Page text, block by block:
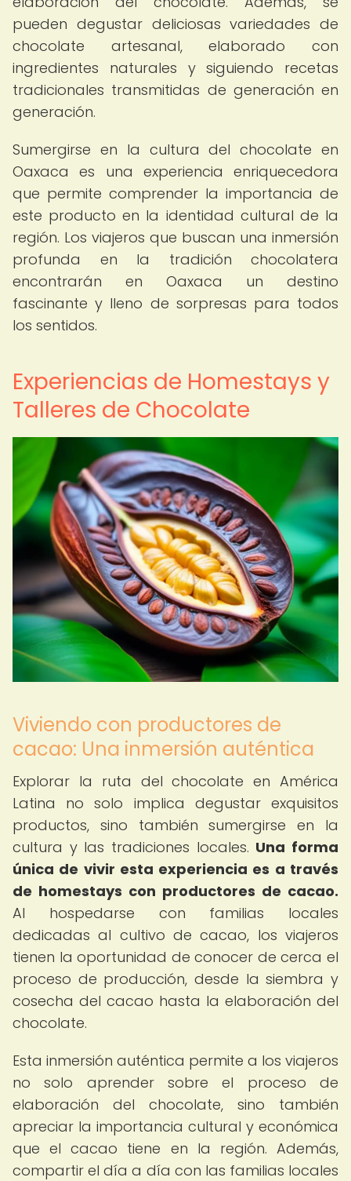
pueden degustar deliciosas variedades de
chocolate artesanal, elaborado con
ingredientes naturales y siguiendo recetas
tradicionales transmitidas de generación en
generación.
Sumergirse en la cultura del chocolate en
Oaxaca es una experiencia enriquecedora
que permite comprender la importancia de
este producto en la identidad cultural de la
región. Los viajeros que buscan una inmersión
profunda en la tradición chocolatera
encontrarán en Oaxaca un destino
fascinante y lleno de sorpresas para todos
los sentidos.
Experiencias de Homestays y
Talleres de Chocolate
Viviendo con productores de
cacao: Una inmersión auténtica
Explorar la ruta del chocolate en América
Latina no solo implica degustar exquisitos
productos, sino también sumergirse en la
cultura y las tradiciones locales. Una forma
única de vivir esta experiencia es a través
de homestays con productores de cacao.
Al hospedarse con familias locales
dedicadas al cultivo de cacao, los viajeros
tienen la oportunidad de conocer de cerca el
proceso de producción, desde la siembra y
cosecha del cacao hasta la elaboración del
chocolate.
Esta inmersión auténtica permite a los viajeros
no solo aprender sobre el proceso de
elaboración del chocolate, sino también
apreciar la importancia cultural y económica
que el cacao tiene en la región. Además,
compartir el día a día con las familias locales